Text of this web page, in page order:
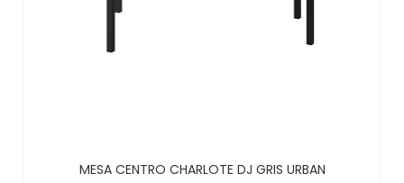
MESA CENTRO CHARLOTE DJ GRIS URBAN